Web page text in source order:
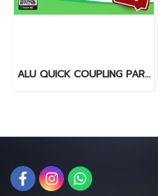
ALU QUICK COUPLING PART "DC" SIZE : 4"